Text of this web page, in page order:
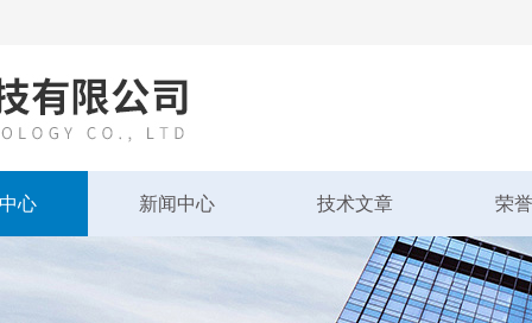
心 新闻中心 技术文章 荣